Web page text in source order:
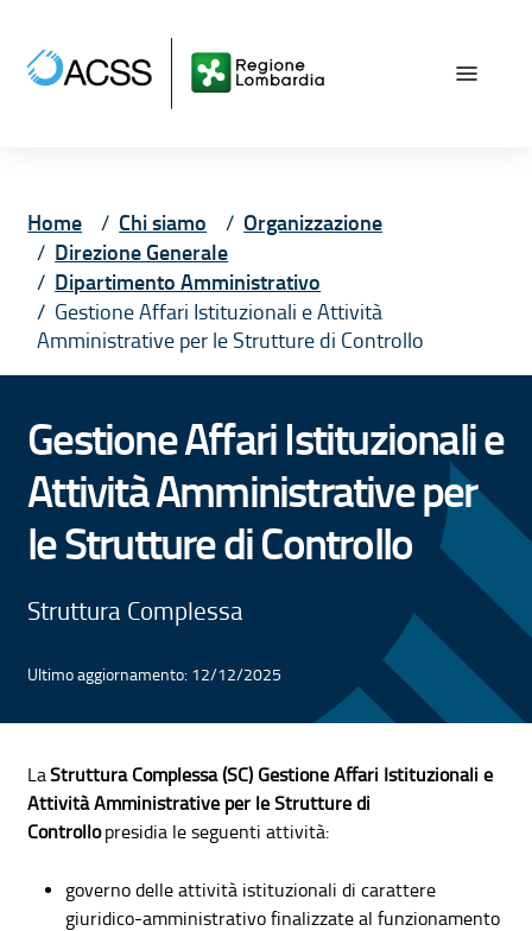
Home Chi siamo
Organizzazione
Direzione Generale
Dipartimento Amministrativo
Gestione Affari Istituzionali e Attività
Amministrative per le Strutture di Controllo
Gestione Affari Istituzionali e
Attività Amministrative per
le Strutture di Controllo
Struttura Complessa
Ultimo aggiornamento: 12/12/2025
LaStruttura Complessa (SC) Gestione Affari Istituzionali e
Attività Amministrative per le Strutture di
Controllopresidia le seguenti attività:
governo delle attività istituzionali di carattere
giuridico-amministrativo finalizzate al funzionamento